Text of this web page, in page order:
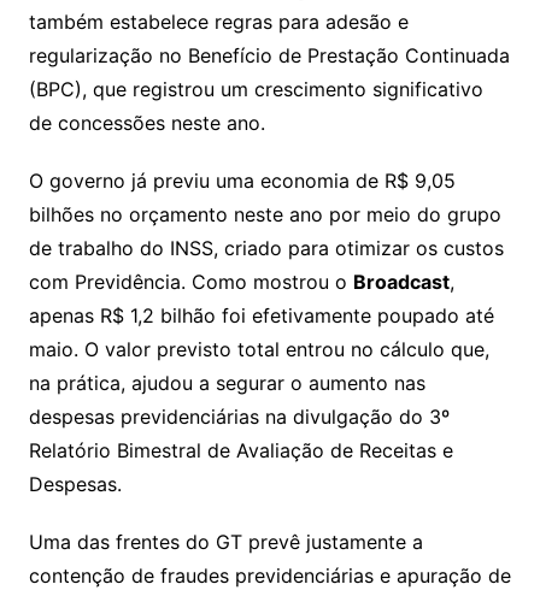
também estabelece regras para adesão e
regularização no Benefício de Prestação Continuada
(BPC), que registrou um crescimento significativo
de concessões neste ano.
O governo já previu uma economia de R$ 9,05
bilhões no orçamento neste ano por meio do grupo
de trabalho do INSS, criado para otimizar os custos
com Previdência. Como mostrou o Broadcast,
apenas R$ 1,2 bilhão foi efetivamente poupado até
maio. O valor previsto total entrou no cálculo que,
na prática, ajudou a segurar o aumento nas
despesas previdenciárias na divulgação do 3º
Relatório Bimestral de Avaliação de Receitas e
Despesas.
Uma das frentes do GT prevê justamente a
contenção de fraudes previdenciárias e apuração de